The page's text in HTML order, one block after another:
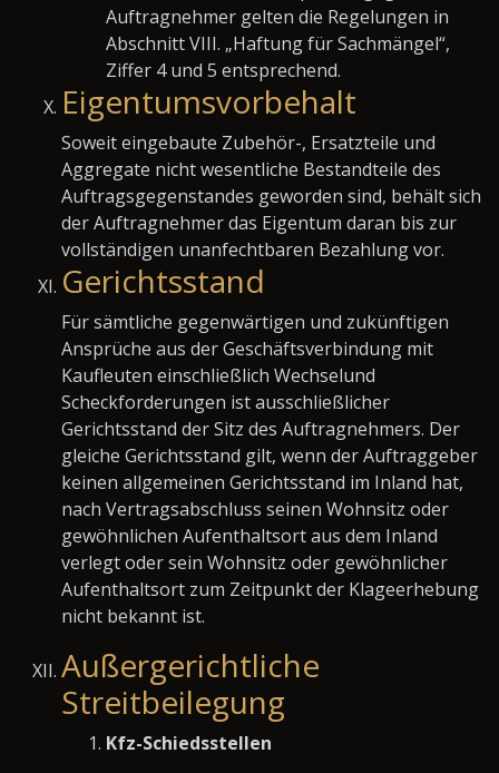
Auftragnehmer gelten die Regelungen in
Abschnitt VIII. „Haftung für Sachmängel“,
Ziffer 4 und 5 entsprechend.
Eigentumsvorbehalt
Soweit eingebaute Zubehör-, Ersatzteile und
Aggregate nicht wesentliche Bestandteile des
Auftragsgegenstandes geworden sind, behält sich
der Auftragnehmer das Eigentum daran bis zur
vollständigen unanfechtbaren Bezahlung vor.
Gerichtsstand
Für sämtliche gegenwärtigen und zukünftigen
Ansprüche aus der Geschäftsverbindung mit
Kaufleuten einschließlich Wechselund
Scheckforderungen ist ausschließlicher
Gerichtsstand der Sitz des Auftragnehmers. Der
gleiche Gerichtsstand gilt, wenn der Auftraggeber
keinen allgemeinen Gerichtsstand im Inland hat,
nach Vertragsabschluss seinen Wohnsitz oder
gewöhnlichen Aufenthaltsort aus dem Inland
verlegt oder sein Wohnsitz oder gewöhnlicher
Aufenthaltsort zum Zeitpunkt der Klageerhebung
nicht bekannt ist.
Außergerichtliche
Streitbeilegung
Kfz-Schiedsstellen